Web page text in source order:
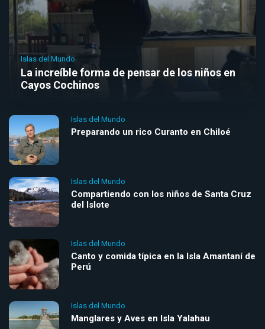
Islas del Mundo
La increíble forma de pensar de los niños en
Cayos Cochinos
Islas del Mundo
Preparando un rico Curanto en Chiloé
Islas del Mundo
Compartiendo con los niños de Santa Cruz
del Islote
Islas del Mundo
Canto y comida típica en la Isla Amantaní de
Perú
Islas del Mundo
Manglares y Aves en Isla Yalahau